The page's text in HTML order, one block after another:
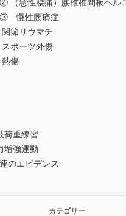
急性腰痛）腰椎椎間板ヘル
慢性腰痛症
節リウマチ
ポーツ外傷
傷
重練習
強運動
のエビデンス
カテゴリー